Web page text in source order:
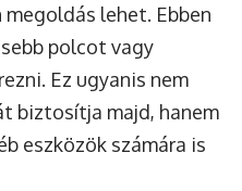
lehet. Ebben
polcot vagy
Ez ugyanis nem
biztosítja majd, hanem
eszközök számára is